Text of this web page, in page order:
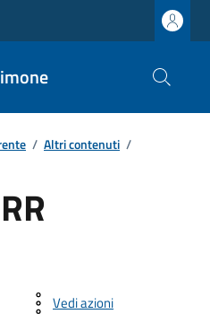
/ Altri contenuti /
Vedi azioni